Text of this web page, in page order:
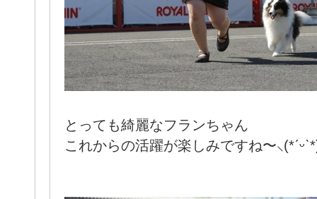
とっても綺麗なフランちゃん
これからの活躍が楽しみですね〜‪